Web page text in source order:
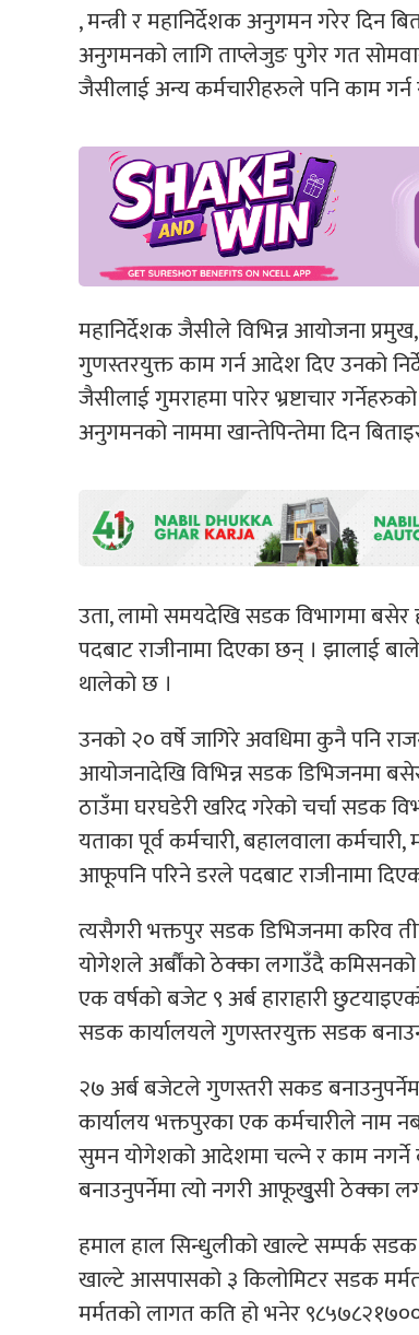
, मन्त्री र महानिर्देशक अनुगमन गरेर दिन
अनुगमनको लागि ताप्लेजुङ पुगेर गत
जैसीलाई अन्य कर्मचारीहरुले पनि काम
महानिर्देशक जैसीले विभिन्न आयोजना
गुणस्तरयुक्त काम गर्न आदेश दिए उनको
जैसीलाई गुमराहमा पारेर भ्रष्टाचार
अनुगमनको नाममा खान्तेपिन्तेमा दिन
उता, लामो समयदेखि सडक विभागमा
पदबाट राजीनामा दिएका छन् । झालाई
थालेको छ ।
उनको २० वर्षे जागिरे अवधिमा कुनै पनि
आयोजनादेखि विभिन्न सडक डिभिजनमा
ठाउँमा घरघडेरी खरिद गरेको चर्चा सडक
यताका पूर्व कर्मचारी, बहालवाला
आफूपनि परिने डरले पदबाट राजीनामा
त्यसैगरी भक्तपुर सडक डिभिजनमा करिव
योगेशले अर्बौंको ठेक्का लगाउँदै
एक वर्षको बजेट ९ अर्ब हाराहारी
सडक कार्यालयले गुणस्तरयुक्त सडक
२७ अर्ब बजेटले गुणस्तरी सकड
कार्यालय भक्तपुरका एक कर्मचारीले नाम
सुमन योगेशको आदेशमा चल्ने र काम नगर्ने
बनाउनुपर्नेमा त्यो नगरी आफूखुुसी ठेक्का
हमाल हाल सिन्धुलीको खाल्टे सम्पर्क सडक
खाल्टे आसपासको ३ किलोमिटर सडक
मर्मतको लागत कति हो भनेर